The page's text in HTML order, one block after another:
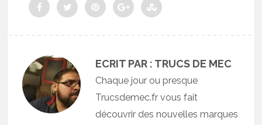
ECRIT PAR : TRUCS DE MEC
Chaque jour ou presque
Trucsdemec.fr vous fait
découvrir des nouvelles marques